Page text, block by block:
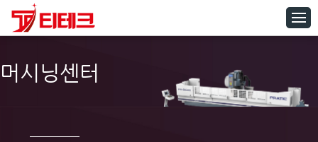
머시닝센터